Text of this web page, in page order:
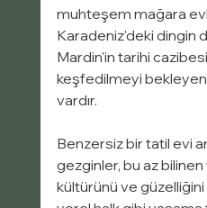
muhteşem mağara
Karadeniz'deki dingin
Mardin'in tarihi
keşfedilmeyi bekleyen
vardır.
Benzersiz bir tatil evi
gezginler, bu az
kültürünü ve